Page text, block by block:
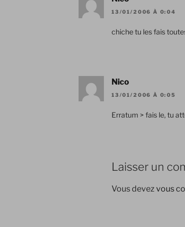
13/01/2006 À 0:04
chiche tu les fais
Nico
13/01/2006 À 0:05
Erratum > fais le, tu
Laisser un
Vous devez vous